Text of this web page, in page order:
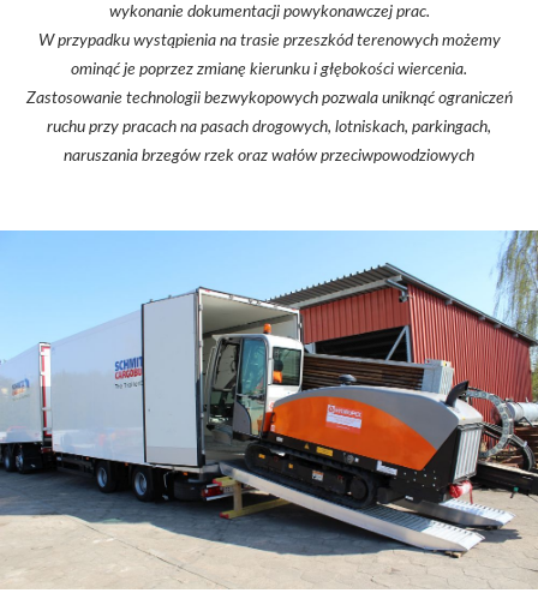
wykonanie dokumentacji powykonawczej prac.
W przypadku wystąpienia na trasie przeszkód terenowych możemy
ominąć je poprzez zmianę kierunku i głębokości wiercenia.
Zastosowanie technologii bezwykopowych pozwala uniknąć ograniczeń
ruchu przy pracach na pasach drogowych, lotniskach, parkingach,
naruszania brzegów rzek oraz wałów przeciwpowodziowych